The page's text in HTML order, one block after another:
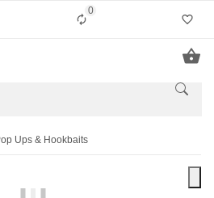
0Liste ist leer
Ups & Hookbaits